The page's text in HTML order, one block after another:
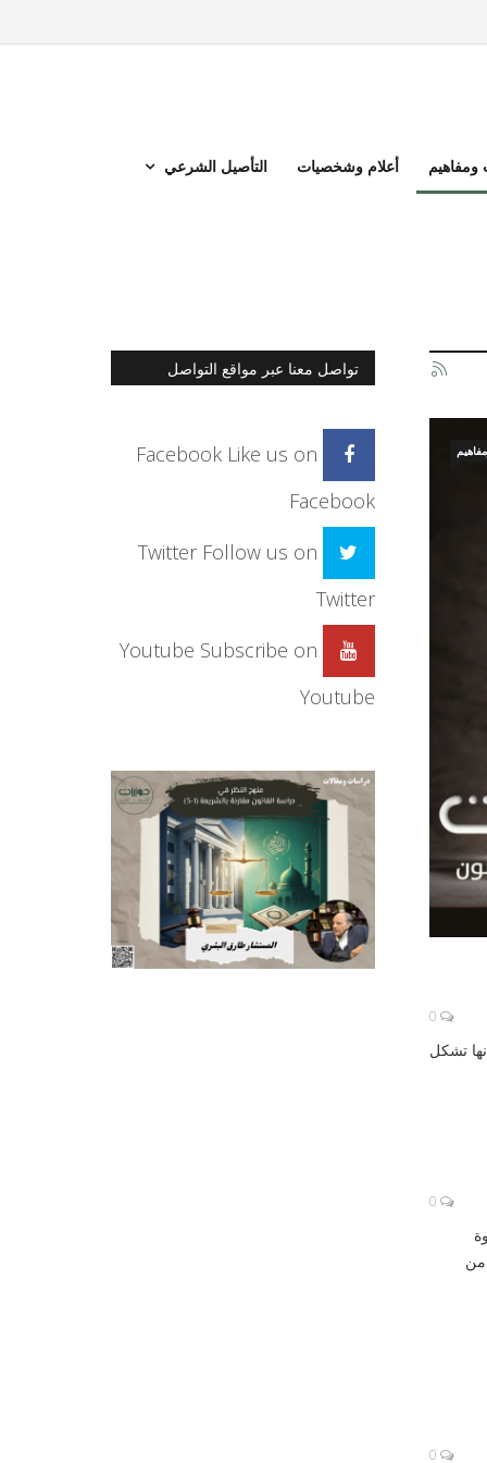
أعلام وشخصيات التأصيل الشرعي
0
تشكل
0
من
0
تواصل معنا عبر مواقع التواصل
Facebook Like us on
Facebook
Twitter Follow us on
Twitter
Youtube Subscribe on
Youtube